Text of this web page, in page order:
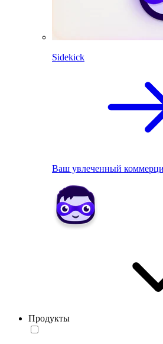
Sidekick
Ваш увлеченный
Продукты